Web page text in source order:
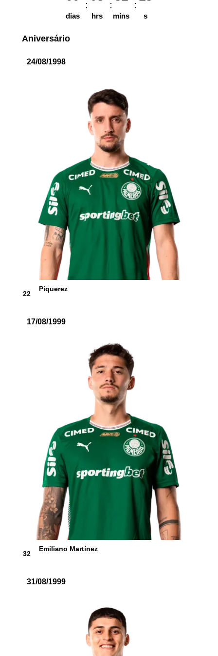
dias hrs mins s
Aniversário
24/08/1998
22
Piquerez
17/08/1999
32
Emiliano Martínez
31/08/1999